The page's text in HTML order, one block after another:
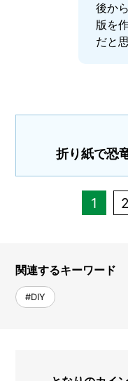
後か
版を
だと
折り紙で恐
1 2
関連するキーワード
#DIY